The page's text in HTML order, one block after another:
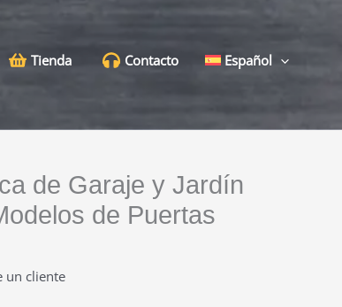
Tienda Contacto Español
de Garaje y Jardín
de Puertas
un cliente